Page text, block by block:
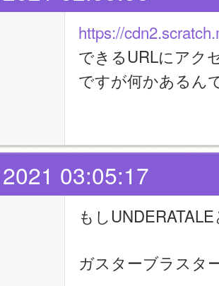
https://
できるURLにアク
ですが何かあるん
03:05:17
もし
ガスターブラスタ